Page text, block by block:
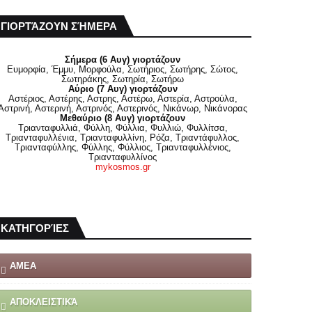
ΓΙΟΡΤΆΖΟΥΝ ΣΉΜΕΡΑ
Σήμερα (6 Αυγ) γιορτάζουν
Ευμορφία, Έμμυ, Μορφούλα, Σωτήριος, Σωτήρης, Σώτος,
Σωτηράκης, Σωτηρία, Σωτήρω
Αύριο (7 Αυγ) γιορτάζουν
Αστέριος, Αστέρης, Αστρης, Αστέρω, Αστερία, Αστρούλα,
Αστερινή, Αστρινός, Αστερινός, Νικάνωρ, Νικάνορας
Μεθαύριο (8 Αυγ) γιορτάζουν
Τριανταφυλλιά, Φύλλη, Φύλλια, Φυλλιώ, Φυλλίτσα,
Τριανταφυλλένια, Τριανταφυλλίνη, Ρόζα, Τριαντάφυλλος,
Τριανταφύλλης, Φύλλης, Φύλλιος, Τριανταφυλλένιος,
Τριανταφυλλίνος
mykosmos.gr
ΚΑΤΗΓΟΡΊΕΣ
ΑΜΕΑ
ΑΠΟΚΛΕΙΣΤΙΚΆ